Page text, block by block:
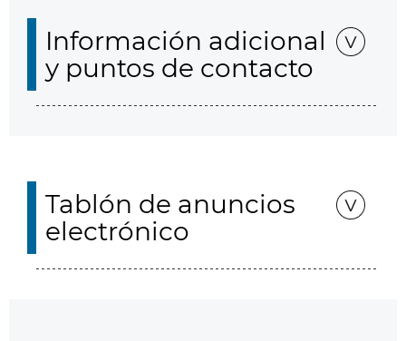
Información adicional
y puntos de contacto
Tablón de anuncios
electrónico